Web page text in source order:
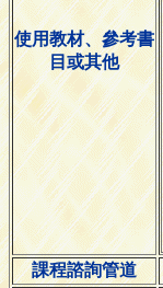
使用教材、參考書
目或其他
課程諮詢管道